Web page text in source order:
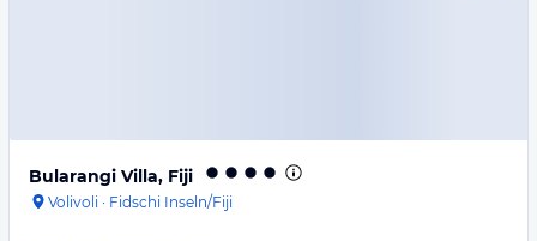
Bularangi Villa, Fiji
Volivoli · Fidschi Inseln/Fiji